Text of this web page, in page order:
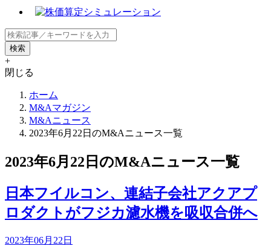
+
閉じる
ホーム
M&Aマガジン
M&Aニュース
2023年6月22日のM&Aニュース一覧
2023年6月22日のM&Aニュース一覧
日本フイルコン、連結子会社アクアプ
ロダクトがフジカ濾水機を吸収合併へ
2023年06月22日